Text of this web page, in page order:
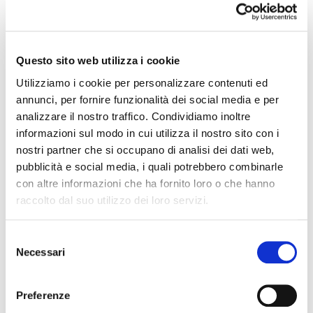
Questo sito web utilizza i cookie
Utilizziamo i cookie per personalizzare contenuti ed
annunci, per fornire funzionalità dei social media e per
analizzare il nostro traffico. Condividiamo inoltre
informazioni sul modo in cui utilizza il nostro sito con i
nostri partner che si occupano di analisi dei dati web,
pubblicità e social media, i quali potrebbero combinarle
con altre informazioni che ha fornito loro o che hanno
raccolto dal suo utilizzo dei loro servizi.
delNecessari
Preferenze
irripetibili. E che segna di fatto la riapertura della
stagione del calcio italiano. Uno dei tanti, prestigiosi
questa regione che sempre più conferma la propria
allo sport davvero a tutto campo, da quello di base ai
grandi eventi di richiamo internazionale. Un
appuntamento diventato ormai una bella
consuetudine, nel cuore della Riviera emiliano-
romagnola, nella straordinaria cornice del Grand Hotel
di Rimini, che quest’anno assume un ulteriore
importante significato: la testimonianza della volontà
di questa terra tenace e orgogliosa di non arrendersi,
Lorenzo Casini ha consegnato al Presidente Stefano
Bonaccini parte del ricavato della Finale di Coppa Italia